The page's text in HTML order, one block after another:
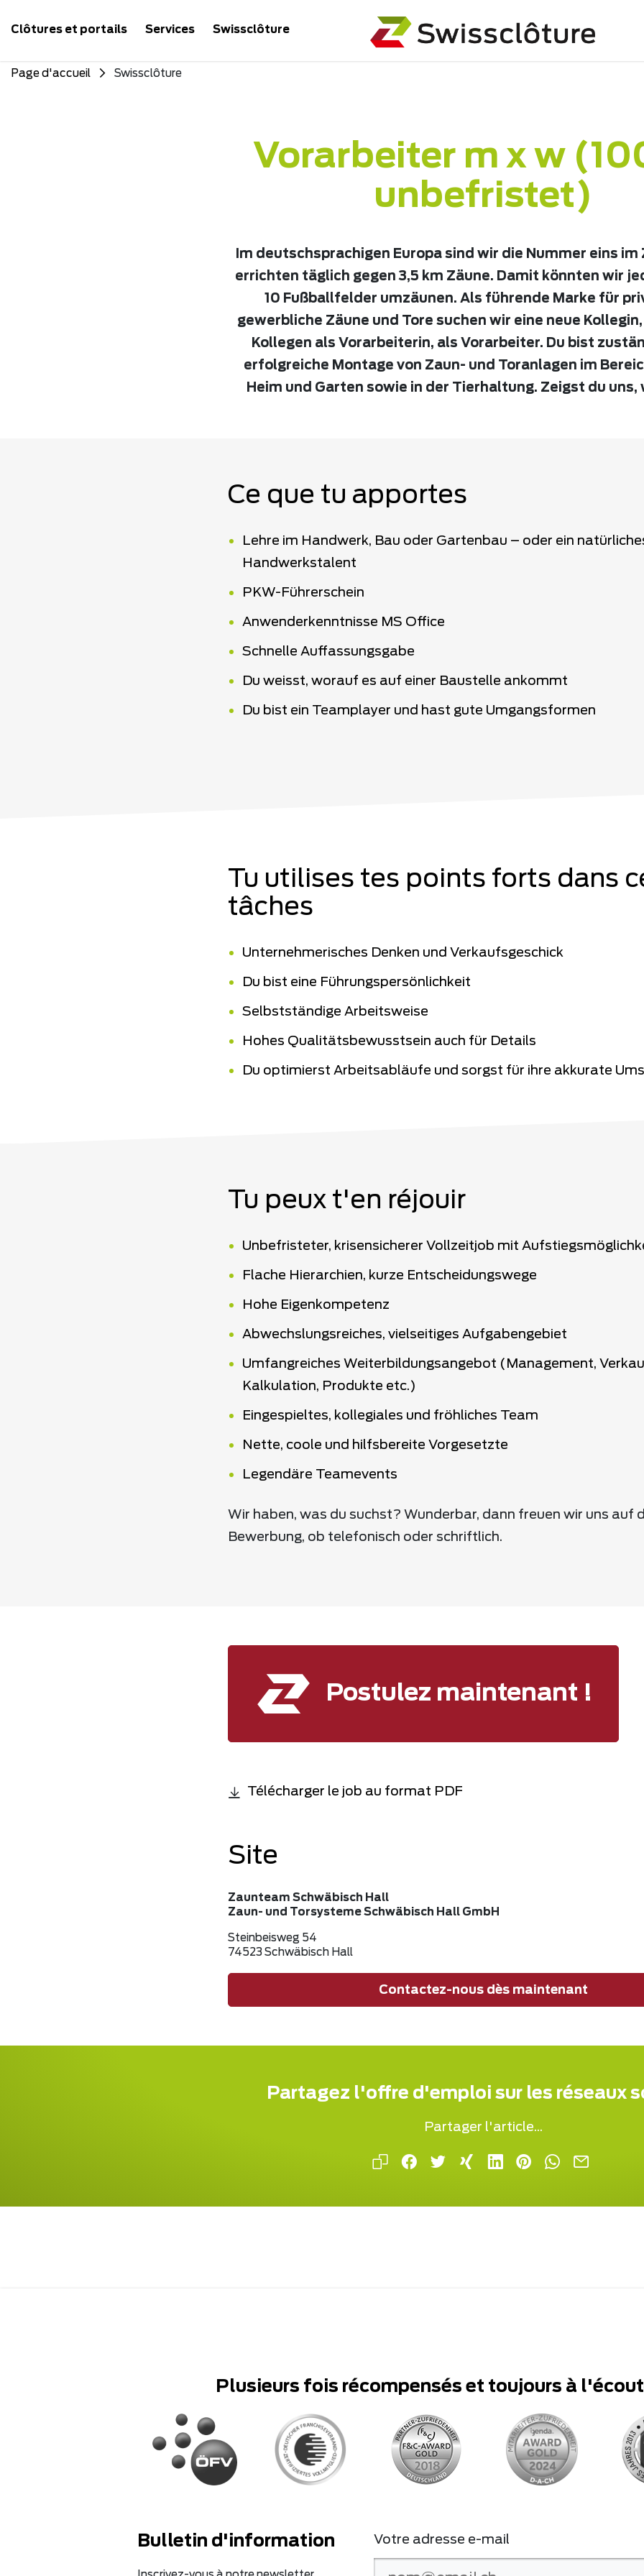
Clôtures et portails Services Swissclôture
Page d'accueil Swissclôture
Vorarbeiter m x w
unbefristet)
Im deutschsprachigen Europa sind wir die Nummer eins im
errichten täglich gegen 3,5 km Zäune. Damit könnten wir
10 Fußballfelder umzäunen. Als führende Marke für
gewerbliche Zäune und Tore suchen wir eine neue
Kollegen als Vorarbeiterin, als Vorarbeiter. Du bist
erfolgreiche Montage von Zaun- und Toranlagen im
Heim und Garten sowie in der Tierhaltung. Zeigst du uns,
Ce que tu apportes
Lehre im Handwerk, Bau oder Gartenbau – oder ein
Handwerkstalent
PKW-Führerschein
Anwenderkenntnisse MS Office
Schnelle Auffassungsgabe
Du weisst, worauf es auf einer Baustelle ankommt
Du bist ein Teamplayer und hast gute Umgangsformen
Tu utilises tes points forts dans
tâches
Unternehmerisches Denken und Verkaufsgeschick
Du bist eine Führungspersönlichkeit
Selbstständige Arbeitsweise
Hohes Qualitätsbewusstsein auch für Details
Du optimierst Arbeitsabläufe und sorgst für ihre akkurate
Tu peux t'en réjouir
Unbefristeter, krisensicherer Vollzeitjob mit
Flache Hierarchien, kurze Entscheidungswege
Hohe Eigenkompetenz
Abwechslungsreiches, vielseitiges Aufgabengebiet
Umfangreiches Weiterbildungsangebot (Management,
Kalkulation, Produkte etc.)
Eingespieltes, kollegiales und fröhliches Team
Nette, coole und hilfsbereite Vorgesetzte
Legendäre Teamevents
Wir haben, was du suchst? Wunderbar, dann freuen wir uns auf
Bewerbung, ob telefonisch oder schriftlich.
Postulez maintenant !
Télécharger le job au format PDF
Site
Zaunteam Schwäbisch Hall
Zaun- und Torsysteme Schwäbisch Hall GmbH
Steinbeisweg 54
74523 Schwäbisch Hall
Contactez-nous dès maintenant
Partagez l'offre d'emploi sur les réseaux
Partager l'article...
Plusieurs fois récompensés et toujours à
Bulletin d'information Votre adresse e-mail